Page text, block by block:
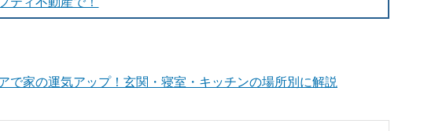
で家の運気アップ！玄関・寝室・キッチンの場所別に解説